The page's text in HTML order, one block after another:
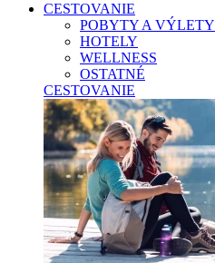
CESTOVANIE
POBYTY A VÝLETY
HOTELY
WELLNESS
OSTATNÉ
CESTOVANIE